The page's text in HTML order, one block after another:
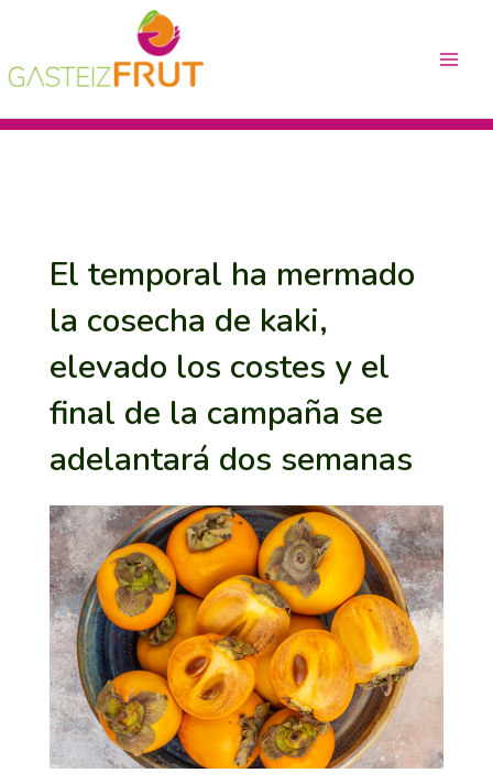
Menu
El temporal ha mermado
la cosecha de kaki,
elevado los costes y el
final de la campaña se
adelantará dos semanas